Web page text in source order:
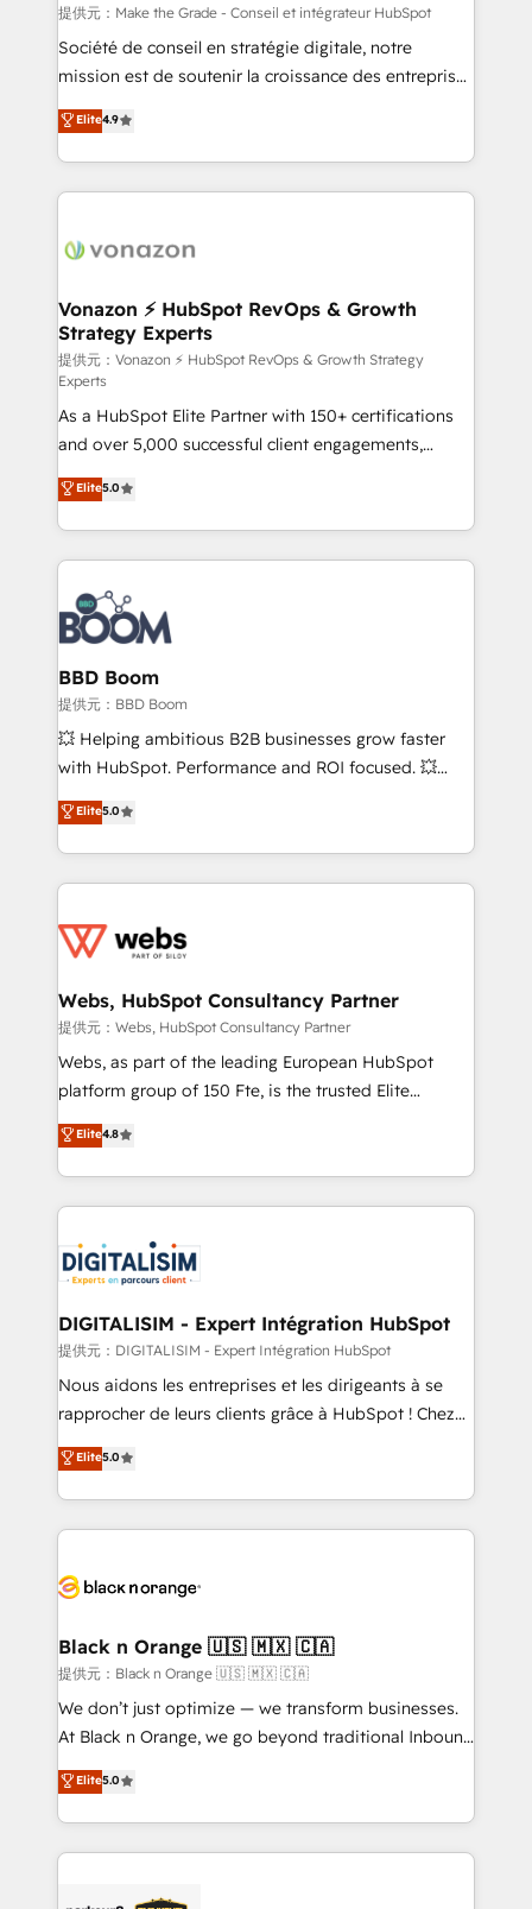
tableaux de bord - Onboarding, audit &
optimisation - Intégrations métiers (ERP, téléphonie,
e-commerce) - Formation & accompagnement au
et grandes entreprises en France et à l'international,
dans des secteurs variés : SaaS, immobilier,
提供元：Make the Grade - Conseil et intégrateur HubSpot
Société de conseil en stratégie digitale, notre
mission est de soutenir la croissance des entreprises
B2B à travers l’acquisition de nouveaux clients,
l'intégration CRM et le développement des revenus
auprès de vos comptes existants. En France et à
l'international, nous travaillons avec des ETI
delà d’une simple transformation digitale et des
➤ L’intégration de CRM et de méthodologie RevOps
pour aligner les équipes marketing, commerciales et
support client (data migration, synchronisation API,
audit et maintenance) ➤ La création de sites internet
de conversion qui transforment les visiteurs en
opportunités d'affaires ➤ La mise en place de
stratégies d'acquisition marketing (SEO, SEA,
inbound, automatisation marketing, ABM, IA,
emailing) Informations clés : - 10 ans d'expérience -
100+ intégrations CRM HubSpot réussies - 40
experts conseil - 150 certifications HubSpot
cumulées
Elite4.9
Vonazon ⚡ HubSpot RevOps & Growth
Strategy Experts
提供元：Vonazon ⚡ HubSpot RevOps & Growth Strategy
Experts
As a HubSpot Elite Partner with 150+ certifications
and over 5,000 successful client engagements,
Vonazon turns marketing complexity into
measurable, scalable growth. From onboarding to
enterprise-grade campaigns, our in-house team
builds scalable strategies that drive long-term
revenue. ⚙️ HubSpot Integration & Optimization •
Seamless CRM, CMS, and automation setup •
Complex platform migrations and data cleanups •
Custom APIs and third-party integrations 📈 End-to-
End Revenue Acceleration • Lifecycle marketing and
pipeline growth programs • Sales enablement tools
and CRM optimization • Retention strategies with
Execution • 750+ onboardings and 2,000+
implementations • Deep expertise across marketing,
Elite5.0
BBD Boom
提供元：BBD Boom
💥 Helping ambitious B2B businesses grow faster
with HubSpot. Performance and ROI focused. 💥
BBD Boom is the HubSpot partner that can help you
to HubSpot Better. We work with your teams to
solve all your HubSpot challenges and improve user
adoption, sales process and marketing results.
the first time 🔧 Designing and optimising your
and build using HubSpot 🔌 Integrating HubSpot
with other systems 🎓 Training your teams to be
HubSpot pros 📊 Lead generation services using
HubSpot Why us? - SIX HubSpot Accreditations -
CRM, Solutions Architecture, Onboarding , Data
Migration, Custom Integration & Platform
team of 25+ experts Contact us today to help you
get more from your investment in HubSpot.
Elite5.0
Webs, HubSpot Consultancy Partner
提供元：Webs, HubSpot Consultancy Partner
Webs, as part of the leading European HubSpot
platform group of 150 Fte, is the trusted Elite
HubSpot CRM Partner offering you a roadmap on
maximizing EBITDA and achieving Commercial
Excellence. With our targeted processes, we
strengthen your digital transformation and minimize
Implementation partner, we provide expertise to
drive your business forward. Since 2015 we are fully
dedicated to HubSpot and with an experienced
team (50+), we work with reputable companies in
B2B sectors such as manufacturing, SaaS and
business services. We prepare a customized
impact of your digital transformation, including a
detailed financial rationale with a focus on ROI and
embark on a transformational journey that sets your
business up for long-term success. Unlock your
business. If not now, when?
Elite4.8
DIGITALISIM - Expert Intégration HubSpot
提供元：DIGITALISIM - Expert Intégration HubSpot
Nous aidons les entreprises et les dirigeants à se
rapprocher de leurs clients grâce à HubSpot ! Chez
DIGITALISIM, nous avons l'intime conviction que la
réussite des entreprises passe par l’innovation web,
le marketing digital, et la relation client ! C'est
pourquoi, nos experts sont à la fois capables de
référencement, votre stratégie digitale et le pilotage
projet HubSpot avec DIGITALISIM : 🧽 Nettoyage,
migration et intégration des bases de données. 🚀
Développement des interfaces avec vos logiciels
métiers ⚙️ Configuration de la plateforme HubSpot
Book Process & Guidelines utilisateurs 🎓
Formations des utilisateurs
Elite5.0
Black n Orange 🇺🇸 🇲🇽 🇨🇦
提供元：Black n Orange 🇺🇸 🇲🇽 🇨🇦
We don’t just optimize — we transform businesses.
At Black n Orange, we go beyond traditional Inbound
Marketing with our exclusive methodologies:
BOOMS and BOOST. Together, they form a powerful
combination that has driven success for over 800
businesses worldwide. As Elite HubSpot Partners, we
Elite5.0